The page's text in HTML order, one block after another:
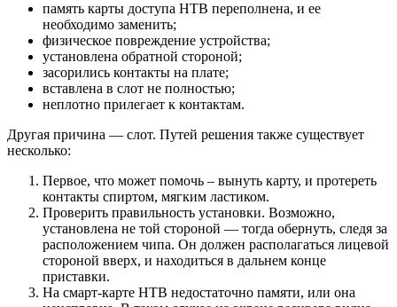
память карты доступа НТВ переполнена, и ее
необходимо заменить;
физическое повреждение устройства;
установлена обратной стороной;
засорились контакты на плате;
вставлена в слот не полностью;
неплотно прилегает к контактам.
Другая причина — слот. Путей решения также существует
несколько:
Первое, что может помочь – вынуть карту, и протереть
контакты спиртом, мягким ластиком.
Проверить правильность установки. Возможно,
установлена не той стороной — тогда обернуть, следя за
расположением чипа. Он должен располагаться лицевой
стороной вверх, и находиться в дальнем конце
приставки.
На смарт-карте НТВ недостаточно памяти, или она